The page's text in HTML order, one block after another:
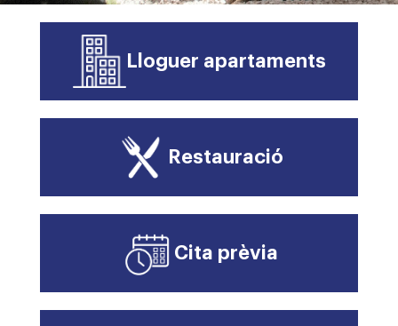
Lloguer apartaments
Restauració
Cita prèvia